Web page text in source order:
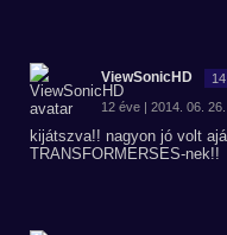
ViewSonicHD 14
12 éve | 2014. 06.
kijátszva!! nagyon jó volt
TRANSFORMERSES-nek!!